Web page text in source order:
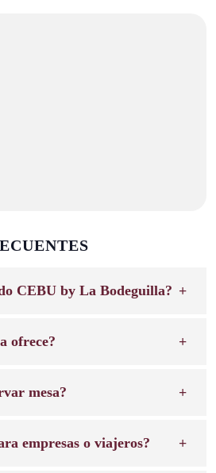
CEBU by La Bodeguilla?
ofrece?
mesa?
empresas o viajeros?